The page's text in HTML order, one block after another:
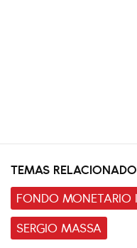
TEMAS
FONDO
SERGIO MASSA